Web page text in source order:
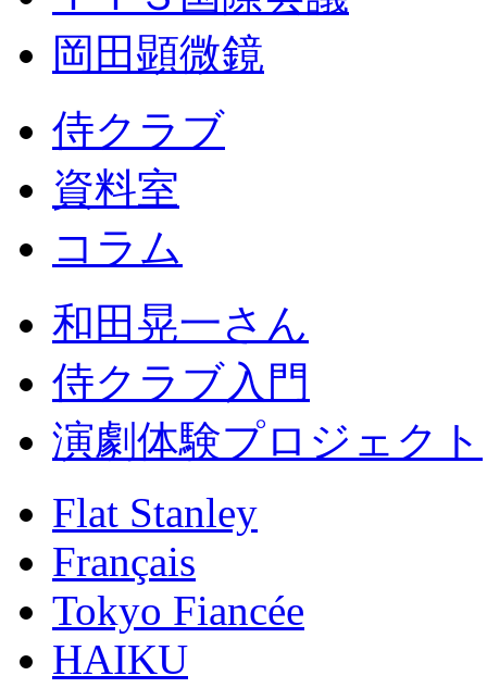
岡田顕微鏡
侍クラブ
資料室
コラム
和田晃一さん
侍クラブ入門
演劇体験プロジェクト
Flat Stanley
Français
Tokyo Fiancée
HAIKU